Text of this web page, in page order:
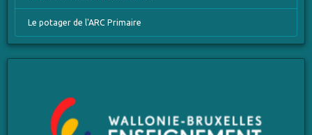
Le potager de l'ARC Primaire